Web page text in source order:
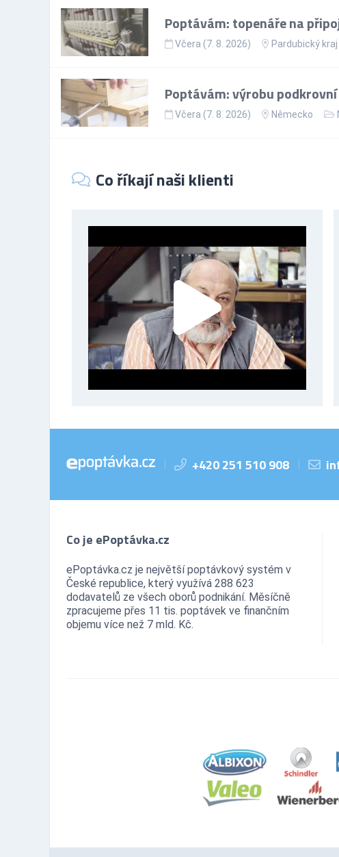
Poptávám: topenáře na
Včera (7. 8. 2026) Pardubický kraj
Poptávám: výrobu
Včera (7. 8. 2026) Německo
Co říkají naši klienti
| +420 251 510 908 |
Co je ePoptávka.cz
ePoptávka.cz je největší poptávkový systém v
České republice, který využívá 288 623
dodavatelů ze všech oborů podnikání. Měsíčně
zpracujeme přes 11 tis. poptávek ve finančním
objemu více než 7 mld. Kč.